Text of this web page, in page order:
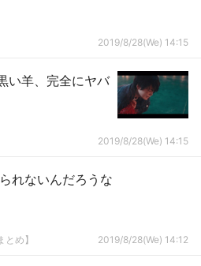
2019/8/28(We) 14:15
い羊、完全にヤバ
2019/8/28(We) 14:15
れないんだろうな
め】 2019/8/28(We) 14:12